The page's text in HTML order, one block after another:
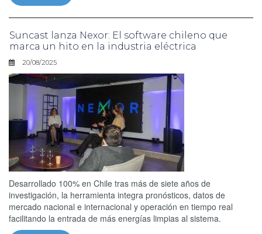
Suncast lanza Nexor: El software chileno que
marca un hito en la industria eléctrica
20/08/2025
Desarrollado 100% en Chile tras más de siete años de
investigación, la herramienta integra pronósticos, datos de
mercado nacional e internacional y operación en tiempo real
facilitando la entrada de más energías limpias al sistema.